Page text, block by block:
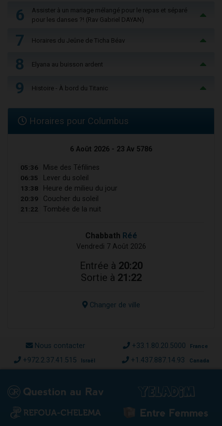
6
Assister à un mariage mélangé pour le repas et séparé
pour les danses ?! (Rav Gabriel DAYAN)
7 Horaires du Jeûne de Ticha Béav
8 Elyana au buisson ardent
9 Histoire - À bord du Titanic
Horaires pour Columbus
6 Août 2026 - 23 Av 5786
05:36 Mise des Téfilines
06:35 Lever du soleil
13:38 Heure de milieu du jour
20:39 Coucher du soleil
21:22 Tombée de la nuit
Chabbath Réé
Vendredi 7 Août 2026
Entrée à 20:20
Sortie à 21:22
Changer de ville
Nous contacter +33.1.80.20.5000 France
+972.2.37.41.515 Israël +1.437.887.14.93 Canada